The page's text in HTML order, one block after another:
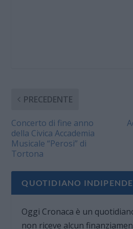
PRECEDENTE
Concerto di fine anno
della Civica Accademia
Musicale “Perosi” di
Tortona
QUOTIDIANO
Oggi Cronaca è un
non riceve alcun